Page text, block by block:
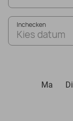
Inchecken
Kies datum
Ma
Di